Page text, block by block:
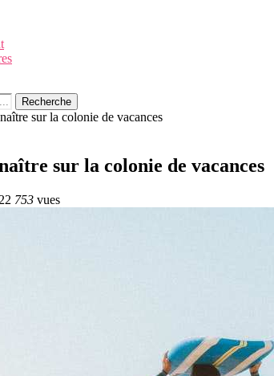
Recherche
sur la colonie de vacances
sur la colonie de vacances
753 vues